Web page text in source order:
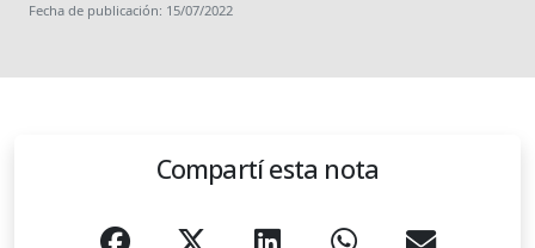
Fecha de publicación: 15/07/2022
Compartí esta nota